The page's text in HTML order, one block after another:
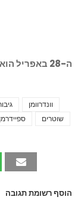
ה-28 באפריל הוא גם
וונדרוומן
ספיידרמן
שוטרים
הוסף רשומת תגובה